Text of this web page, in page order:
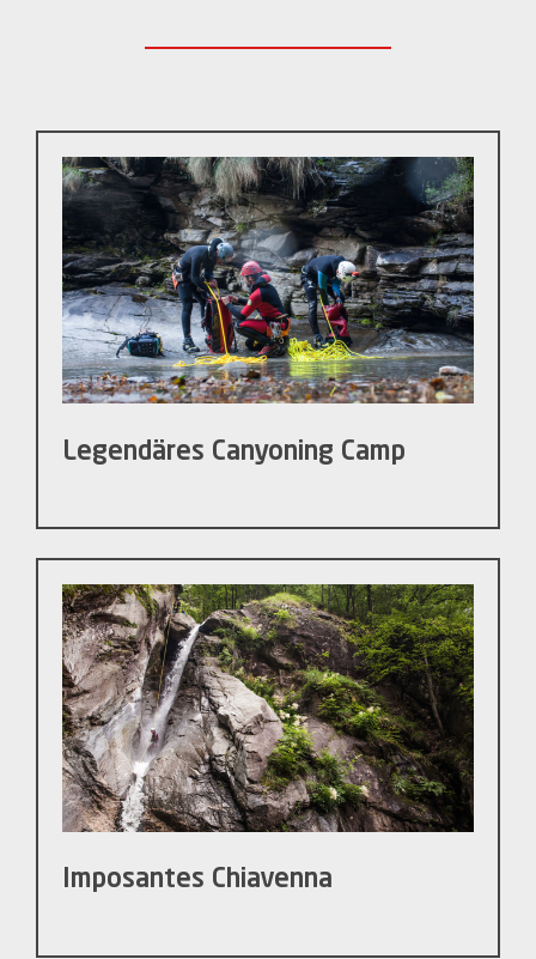
Legendäres Canyoning Camp
Imposantes Chiavenna